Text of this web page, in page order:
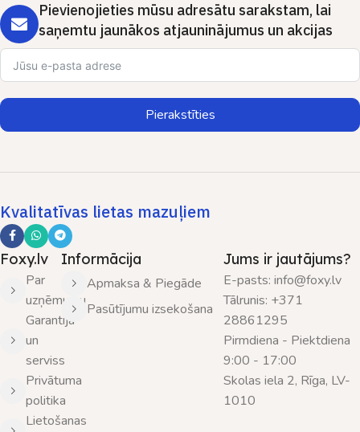
Pievienojieties mūsu adresātu sarakstam, lai
saņemtu jaunākos atjauninājumus un akcijas
Pierakstīties
Kvalitatīvas lietas mazuļiem
Foxy.lv
Par
uzņēmumu
Garantija
un
serviss
Privātuma
politika
Lietošanas
Informācija
Apmaksa & Piegāde
Pasūtījumu izsekošana
Jums ir jautājums?
E-pasts: info@foxy.lv
Tālrunis: +371
28861295
Pirmdiena - Piektdiena
9:00 - 17:00
Skolas iela 2, Rīga, LV-
1010